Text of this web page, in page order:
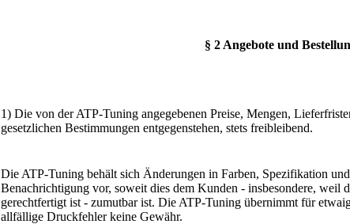
§ 2 Angebote und
1) Die von der ATP-Tuning angegebenen Preise, Mengen,
gesetzlichen Bestimmungen entgegenstehen, stets freibleibend.
Die ATP-Tuning behält sich Änderungen in Farben, Spezifikation
Benachrichtigung vor, soweit dies dem Kunden - insbesondere, weil
gerechtfertigt ist - zumutbar ist. Die ATP-Tuning übernimmt für
allfällige Druckfehler keine Gewähr.